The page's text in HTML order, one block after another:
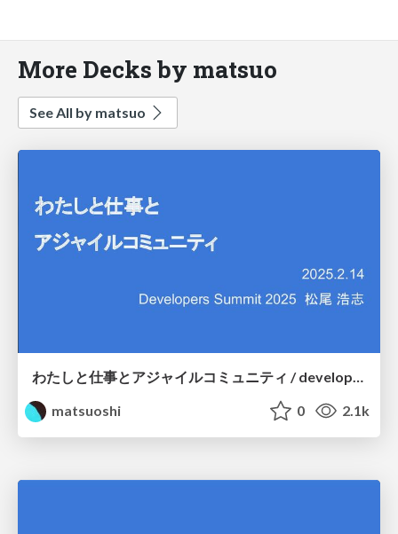
More Decks by matsuo
See All by matsuo
わたしと仕事とアジャイルコミュニティ / developers summit 2025
matsuoshi
0 2.1k